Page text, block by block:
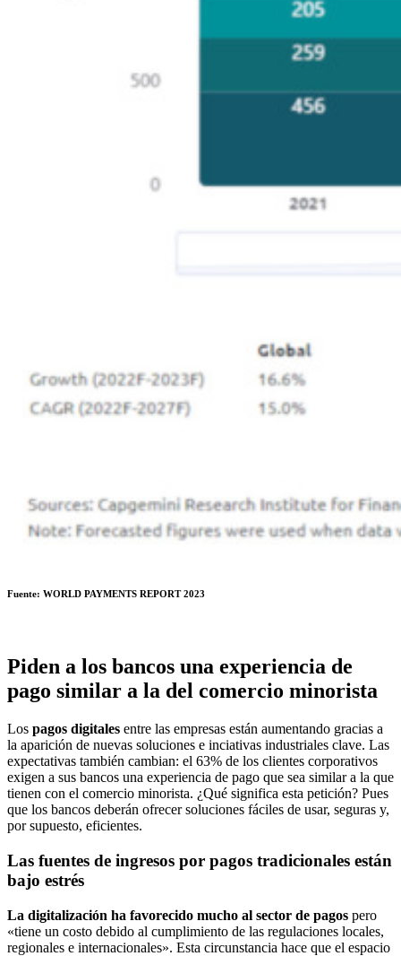
Fuente: WORLD PAYMENTS REPORT 2023
Piden a los bancos una experiencia de
pago similar a la del comercio minorista
Los pagos digitales entre las empresas están aumentando gracias a
la aparición de nuevas soluciones e inciativas industriales clave. Las
expectativas también cambian: el 63% de los clientes corporativos
exigen a sus bancos una experiencia de pago que sea similar a la que
tienen con el comercio minorista. ¿Qué significa esta petición? Pues
que los bancos deberán ofrecer soluciones fáciles de usar, seguras y,
por supuesto, eficientes.
Las fuentes de ingresos por pagos tradicionales están
bajo estrés
La digitalización ha favorecido mucho al sector de pagos pero
«tiene un costo debido al cumplimiento de las regulaciones locales,
regionales e internacionales». Esta circunstancia hace que el espacio